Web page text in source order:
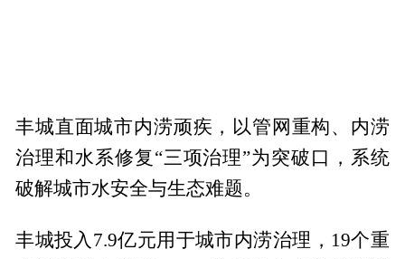
丰城直面城市内涝顽疾，以管网重构、内涝
治理和水系修复“三项治理”为突破口，系统
破解城市水安全与生态难题。
丰城投入7.9亿元用于城市内涝治理，19个重